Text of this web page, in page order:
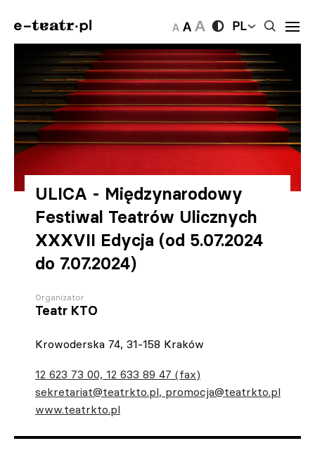
PL
ULICA - Międzynarodowy
Festiwal Teatrów Ulicznych
XXXVII Edycja (od 5.07.2024
do 7.07.2024)
Organizator
Teatr KTO
Krowoderska 74, 31-158 Kraków
12 623 73 00, 12 633 89 47 (fax)
sekretariat@teatrkto.pl, promocja@teatrkto.pl
www.teatrkto.pl